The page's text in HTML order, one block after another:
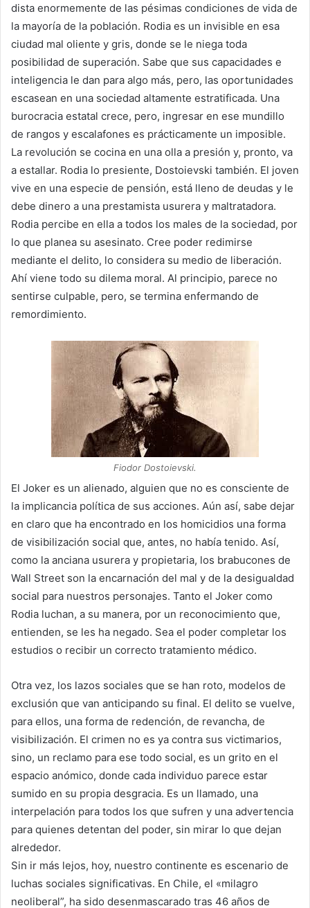
dista enormemente de las pésimas condiciones de vida de
la mayoría de la población. Rodia es un invisible en esa
ciudad mal oliente y gris, donde se le niega toda
posibilidad de superación. Sabe que sus capacidades e
inteligencia le dan para algo más, pero, las oportunidades
escasean en una sociedad altamente estratificada. Una
burocracia estatal crece, pero, ingresar en ese mundillo
de rangos y escalafones es prácticamente un imposible.
La revolución se cocina en una olla a presión y, pronto, va
a estallar. Rodia lo presiente, Dostoievski también. El joven
vive en una especie de pensión, está lleno de deudas y le
debe dinero a una prestamista usurera y maltratadora.
Rodia percibe en ella a todos los males de la sociedad, por
lo que planea su asesinato. Cree poder redimirse
mediante el delito, lo considera su medio de liberación.
Ahí viene todo su dilema moral. Al principio, parece no
sentirse culpable, pero, se termina enfermando de
remordimiento.
Fiodor Dostoievski.
El Joker es un alienado, alguien que no es consciente de
la implicancia política de sus acciones. Aún así, sabe dejar
en claro que ha encontrado en los homicidios una forma
de visibilización social que, antes, no había tenido. Así,
como la anciana usurera y propietaria, los brabucones de
Wall Street son la encarnación del mal y de la desigualdad
social para nuestros personajes. Tanto el Joker como
Rodia luchan, a su manera, por un reconocimiento que,
entienden, se les ha negado. Sea el poder completar los
estudios o recibir un correcto tratamiento médico.
Otra vez, los lazos sociales que se han roto, modelos de
exclusión que van anticipando su final. El delito se vuelve,
para ellos, una forma de redención, de revancha, de
visibilización. El crimen no es ya contra sus victimarios,
sino, un reclamo para ese todo social, es un grito en el
espacio anómico, donde cada individuo parece estar
sumido en su propia desgracia. Es un llamado, una
interpelación para todos los que sufren y una advertencia
para quienes detentan del poder, sin mirar lo que dejan
alrededor.
Sin ir más lejos, hoy, nuestro continente es escenario de
luchas sociales significativas. En Chile, el «milagro
neoliberal”, ha sido desenmascarado tras 46 años de